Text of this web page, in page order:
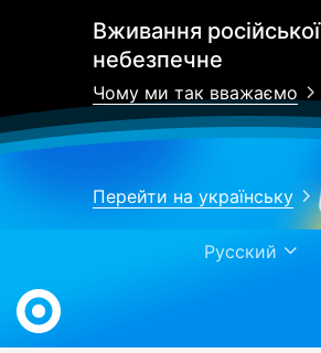
Вживання російської
небезпечне
Чому ми так вважаємо
Перейти на українську
Русский
Work.ua